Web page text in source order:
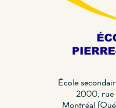
École
2000, rue
Montréal